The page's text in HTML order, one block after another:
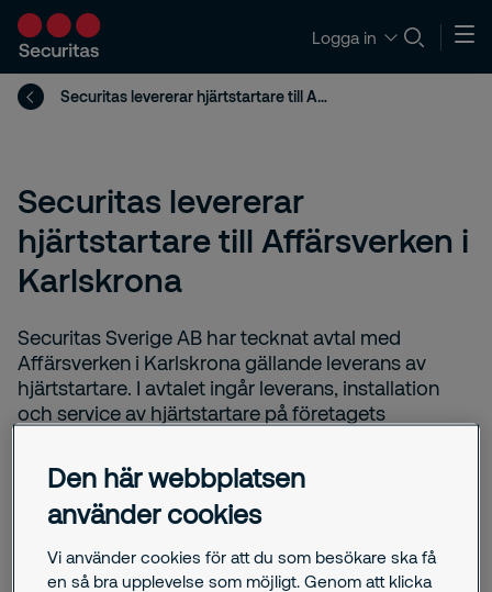
Logga in
Securitas levererar hjärtstartare till Affärsverken i Karlskrona
Securitas levererar
hjärtstartare till Affärsverken i
Karlskrona
Securitas Sverige AB har tecknat avtal med
Affärsverken i Karlskrona gällande leverans av
hjärtstartare. I avtalet ingår leverans, installation
och service av hjärtstartare på företagets
Securitas för, det vill säga hela kedjan från leverans
till service. Tjänsten kan också komma att utökas
till företagets skärgårdsbåtar.
Den här webbplatsen
använder cookies
Vi använder cookies för att du som besökare ska få
en så bra upplevelse som möjligt. Genom att klicka